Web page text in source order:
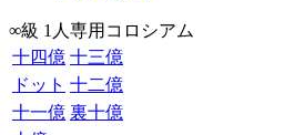
∞級 1人専用コロシアム
十四億 十三億
ドット 十二億
十一億 裏十億